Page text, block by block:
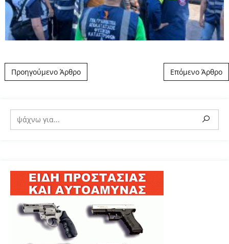
Post navigation
Προηγούμενο Άρθρο Επόμενο Άρθρο